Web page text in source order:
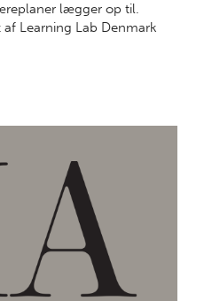
lægger op til.
Learning Lab Denmark